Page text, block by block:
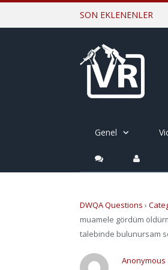
SON EKLENENLER
Genel
DWQA Questions ›
muamele gördüm
talebinde bulunursam
Anonymous